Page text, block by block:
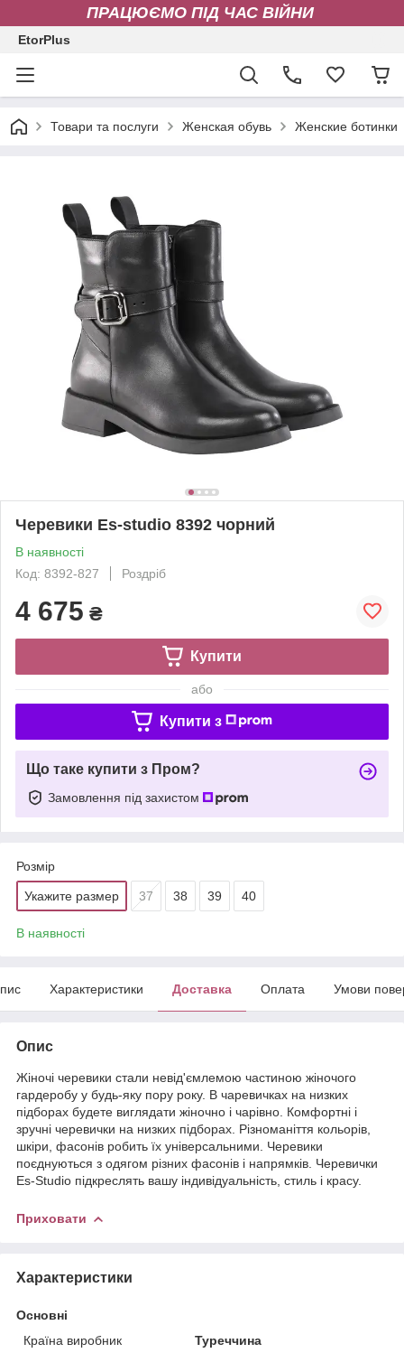
ПРАЦЮЄМО ПІД ЧАС ВІЙНИ
EtorPlus
Товари та послуги Женская обувь Женские ботинки
Черевики Es-studio 8392 чорний
В наявності
Код: 8392-827
Роздріб
4 675 ₴
Купити
або
Купити з
Що таке купити з Пром?
Замовлення під захистом
Розмір
Укажите размер 37 38 39 40
В наявності
Характеристики Доставка Оплата Умови
Опис
Жіночі черевики стали невід'ємлемою частиною жіночого
гардеробу у будь-яку пору року. В чаревичках на низких
підборах будете виглядати жіночно і чарівно. Комфортні і
зручні черевички на низких підборах. Різноманіття кольорів,
шкіри, фасонів робить їх універсальними. Черевики
поєднуються з одягом різних фасонів і напрямків. Черевички
Es-Studio підкреслять вашу індивідуальність, стиль і красу.
Приховати
Характеристики
Основні
Країна виробник
Туреччина